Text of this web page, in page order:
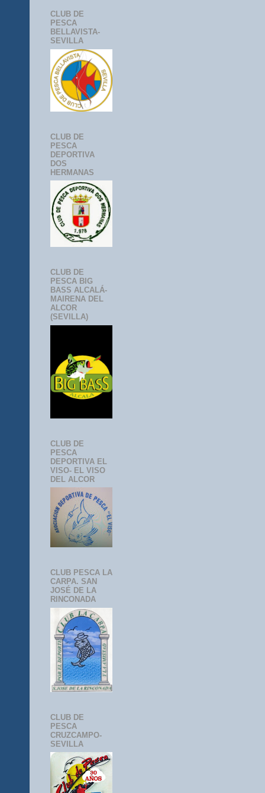
CLUB DE
PESCA
BELLAVISTA-
SEVILLA
CLUB DE
PESCA
DEPORTIVA
DOS
HERMANAS
CLUB DE
PESCA BIG
BASS ALCALÁ-
MAIRENA DEL
ALCOR
(SEVILLA)
CLUB DE
PESCA
DEPORTIVA EL
VISO- EL VISO
DEL ALCOR
CLUB PESCA LA
CARPA. SAN
JOSÉ DE LA
RINCONADA
CLUB DE
PESCA
CRUZCAMPO-
SEVILLA